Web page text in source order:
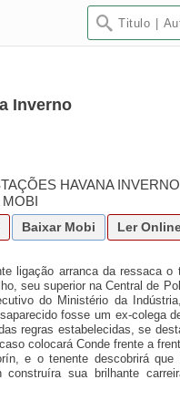
Inverno
HAVANA
Baixar Mobi Ler
ligação arranca da ressaca o
seu superior na Central de
do Ministério da
fosse um ex-colega
regras estabelecidas, se
colocará Conde frente a
e o tenente descobrirá
sua brilhante